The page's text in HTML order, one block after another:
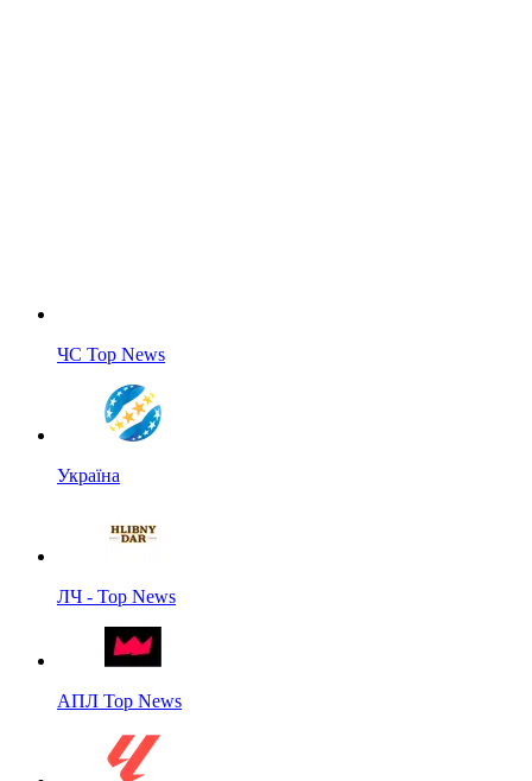
ЧС Top News
Україна
ЛЧ - Top News
АПЛ Top News